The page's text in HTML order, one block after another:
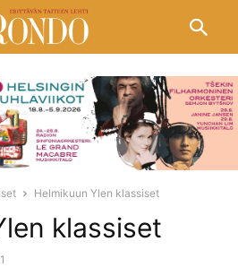
Helmikuun Ylen klassiset
klassiset